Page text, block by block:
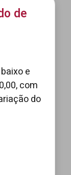
de
e
com
do